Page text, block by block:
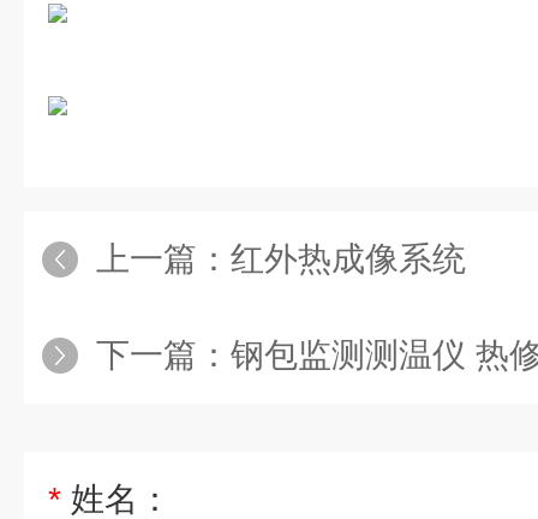
上一篇： 红外热成像系统
下一篇： 钢包监测测温仪 热修位钢包内衬缺陷检测热像仪SS-AC1-X384 产品关
* 姓名：